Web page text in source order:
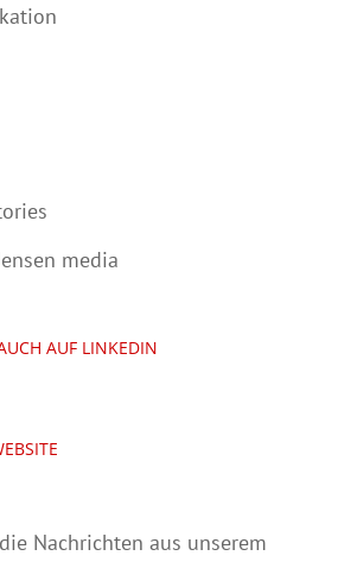
media
AUF LINKEDIN
Nachrichten aus unserem